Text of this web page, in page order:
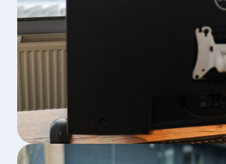
Kennisbank
Over ons
Contact